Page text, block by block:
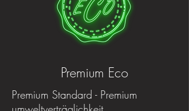
Premium Eco
Premium Standard - Premium